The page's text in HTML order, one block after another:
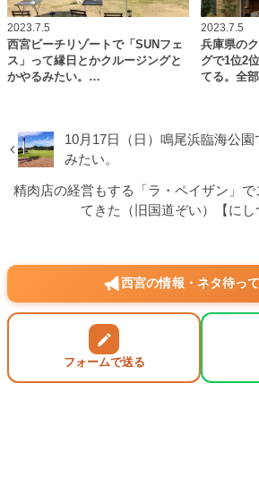
2023.7.5
西宮ビーチリゾートで「SUNフェ
ス」って縁日とかクルージングと
かやるみたい。…
2023.7.5
兵庫県の
グで1位2
てる。全
10月17日（日）鳴尾浜臨海公
みたい。
精肉店の経営もする「ラ・ペイザン」
てきた（旧国道ぞい）【にし
西宮の情報・ネタ待っ
フォームで送る